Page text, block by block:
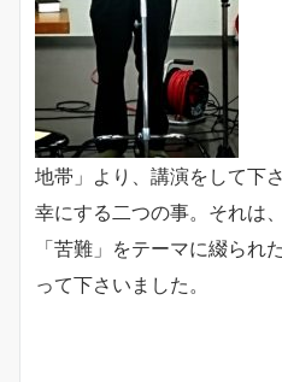
地帯」より、講演をして下
幸にする二つの事。それは
「苦難」をテーマに綴られ
って下さいました。